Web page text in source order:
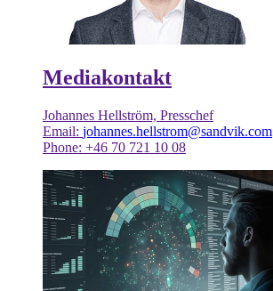
Mediakontakt
Johannes Hellström, Presschef
Email: johannes.hellstrom@sandvik.com
Phone: +46 70 721 10 08